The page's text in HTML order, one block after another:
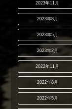
2023年11月
2023年8月
2023年5月
2023年2月
2022年11月
2022年8月
2022年5月